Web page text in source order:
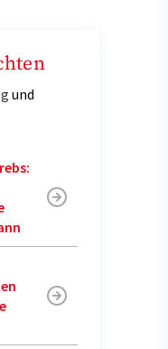
und